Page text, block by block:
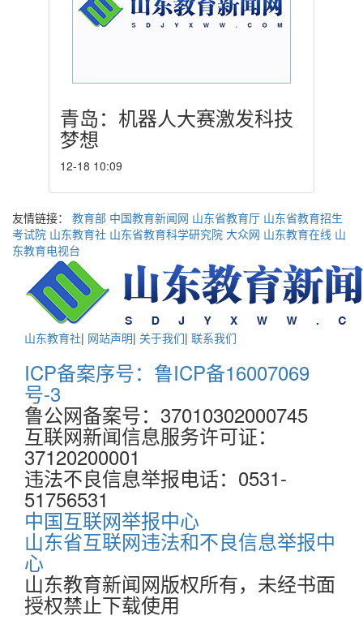
青岛：机器人大赛激发科技
梦想
12-18 10:09
友情链接： 教育部 中国教育新闻网 山东省教育厅 山东省教育招生
考试院 山东教育社 山东省教育科学研究院 大众网 山东教育在线 山
东教育电视台
山东教育社| 网站声明| 关于我们| 联系我们
ICP备案序号：鲁ICP备16007069
号-3
鲁公网备案号：37010302000745
互联网新闻信息服务许可证：
37120200001
违法不良信息举报电话：0531-
51756531
中国互联网举报中心
山东省互联网违法和不良信息举报中
心
山东教育新闻网版权所有，未经书面
授权禁止下载使用